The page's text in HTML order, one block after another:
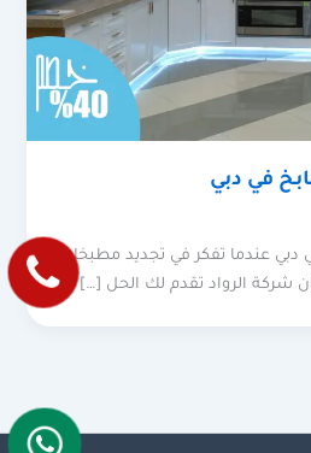
في دبي
عندما تفكر في تجديد مطبخك
شركة الرواد تقدم لك الحل […]